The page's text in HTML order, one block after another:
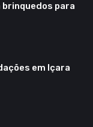
brinquedos para
em Içara